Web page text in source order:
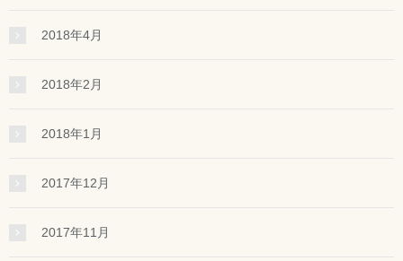
2018年4月
2018年2月
2018年1月
2017年12月
2017年11月